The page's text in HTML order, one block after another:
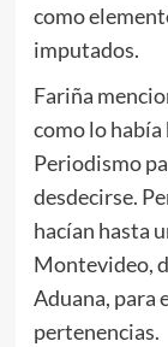
como
imputados.
Fariña
como lo había
Periodismo
desdecirse.
hacían hasta
Montevideo,
Aduana, para
pertenencias.